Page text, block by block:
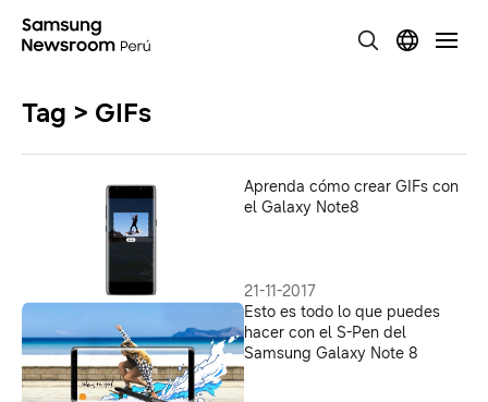
Tag > GIFs
Aprenda cómo crear GIFs con
el Galaxy Note8
21-11-2017
Esto es todo lo que puedes
hacer con el S-Pen del
Samsung Galaxy Note 8